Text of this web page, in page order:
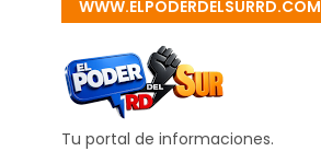
WWW.ELPODERDELSURRD.COM
Tu portal de informaciones.